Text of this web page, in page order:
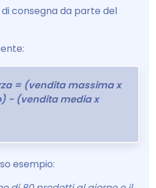
consegna da parte del
= (vendita massima x
- (vendita media x
esempio: